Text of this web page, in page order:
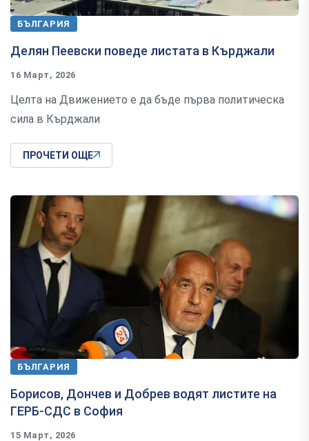
БЪЛГАРИЯ
Делян Пеевски поведе листата в Кърджали
16 Март, 2026
Целта на Движението е да бъде първа политическа
сила в Кърджали
ПРОЧЕТИ ОЩЕ
БЪЛГАРИЯ
Борисов, Дончев и Добрев водят листите на
ГЕРБ-СДС в София
15 Март, 2026